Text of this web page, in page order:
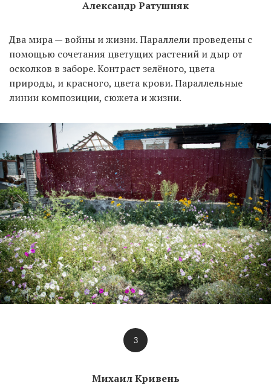
Александр Ратушняк
Два мира — войны и жизни. Параллели проведены с
помощью сочетания цветущих растений и дыр от
осколков в заборе. Контраст зелёного, цвета
природы, и красного, цвета крови. Параллельные
линии композиции, сюжета и жизни.
3
Михаил Кривень